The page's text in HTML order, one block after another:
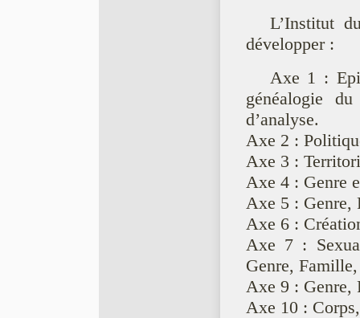
L’Institut
développer :
Axe 1 :
généalogie
d’analyse.
Axe 2 :
Axe 3 :
Axe 4 : Genre
Axe 5 : Genre,
Axe 6 :
Axe 7 :
Genre, Famille,
Axe 9 : Genre,
Axe 10 :